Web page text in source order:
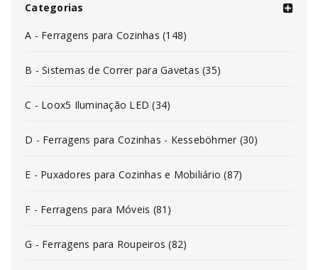
Categorias
A - Ferragens para Cozinhas (148)
B - Sistemas de Correr para Gavetas (35)
C - Loox5 Iluminação LED (34)
D - Ferragens para Cozinhas - Kesseböhmer (30)
E - Puxadores para Cozinhas e Mobiliário (87)
F - Ferragens para Móveis (81)
G - Ferragens para Roupeiros (82)